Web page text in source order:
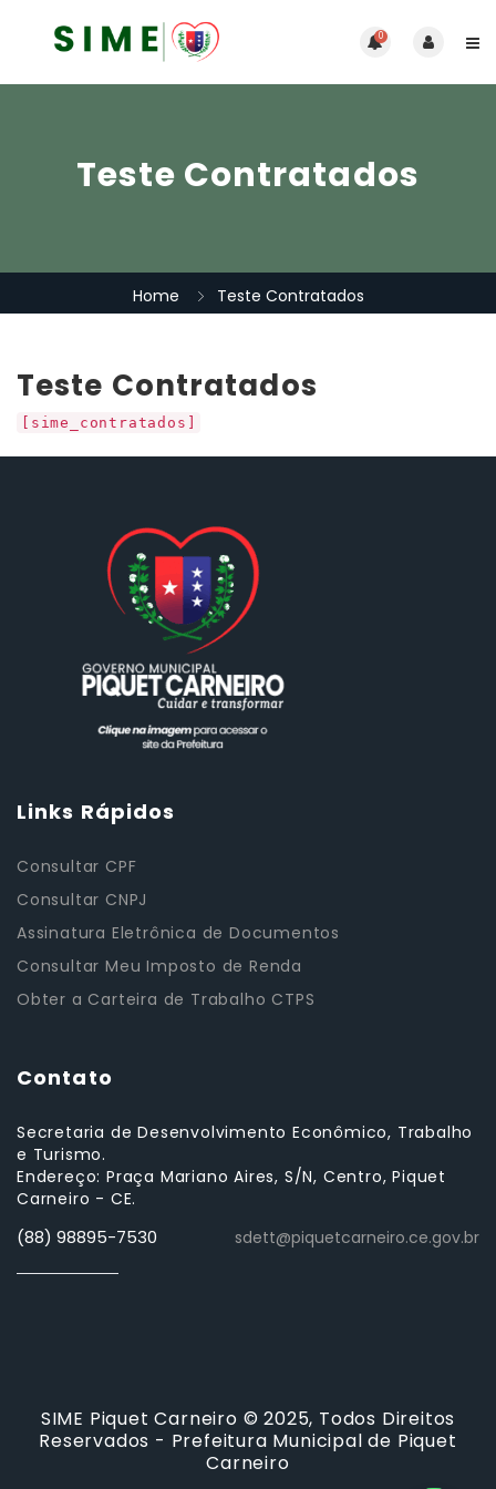
0
Teste Contratados
Home Teste Contratados
Teste Contratados
[sime_contratados]
Links Rápidos
Consultar CPF
Consultar CNPJ
Assinatura Eletrônica de Documentos
Consultar Meu Imposto de Renda
Obter a Carteira de Trabalho CTPS
Contato
Secretaria de Desenvolvimento Econômico, Trabalho
e Turismo.
Endereço: Praça Mariano Aires, S/N, Centro, Piquet
Carneiro - CE.
(88) 98895-7530 sdett@piquetcarneiro.ce.gov.br
SIME Piquet Carneiro © 2025, Todos Direitos
Reservados - Prefeitura Municipal de Piquet
Carneiro